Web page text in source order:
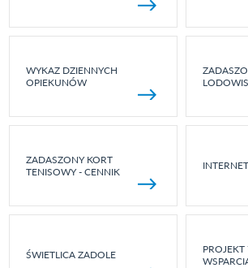
WYKAZ DZIENNYCH
OPIEKUNÓW
ZADASZONY KORT
TENISOWY - CENNIK
ŚWIETLICA ZADOLE